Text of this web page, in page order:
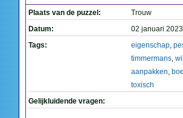
Plaats van de puzzel:
Trouw
Datum:
02 januari
Tags:
eigenschap,
timmermans,
aanpakken,
toxisch
Gelijkluidende vragen: